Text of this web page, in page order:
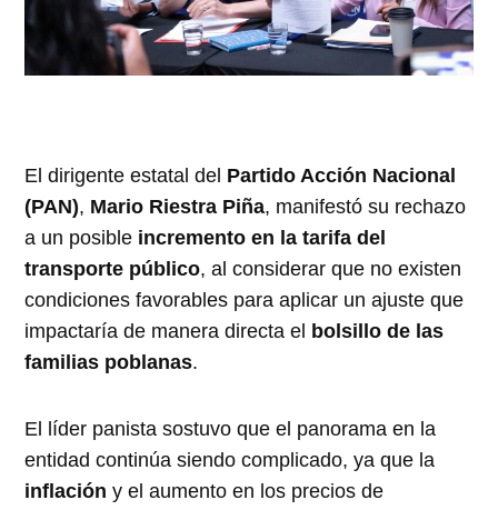
El dirigente estatal del Partido Acción Nacional
(PAN), Mario Riestra Piña, manifestó su rechazo
a un posible incremento en la tarifa del
transporte público, al considerar que no existen
condiciones favorables para aplicar un ajuste que
impactaría de manera directa el bolsillo de las
familias poblanas.
El líder panista sostuvo que el panorama en la
entidad continúa siendo complicado, ya que la
inflación y el aumento en los precios de